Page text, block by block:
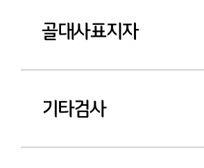
골대사표지자
기타검사